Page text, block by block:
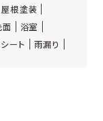
屋根塗装
面
浴室
ート 雨漏り